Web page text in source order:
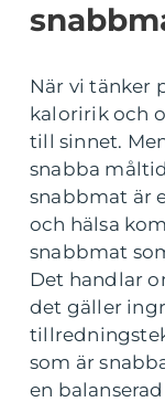
När vi tänker
kaloririk och
till sinnet.
snabba
snabbmat är
och hälsa
snabbmat
Det handlar
det gäller
som är
en